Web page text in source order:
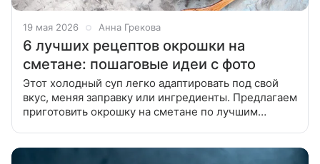
19 мая 2026 Анна Грекова
6 лучших рецептов окрошки на
сметане: пошаговые идеи с фото
Этот холодный суп легко адаптировать под свой
вкус, меняя заправку или ингредиенты. Предлагаем
приготовить окрошку на сметане по лучшим